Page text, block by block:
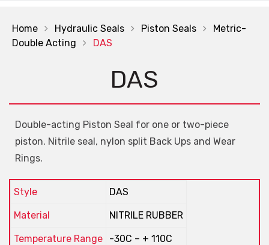
Home Hydraulic Seals Piston Seals
Metric-
Double Acting
DAS
DAS
Double-acting Piston Seal for one or two-piece
piston. Nitrile seal, nylon split Back Ups and Wear
Rings.
Style DAS
Material NITRILE RUBBER
Temperature Range -30C – + 110C